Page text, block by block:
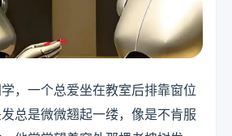
，一个总爱坐在教室后排靠窗位
总是微微翘起一缕，像是不肯服